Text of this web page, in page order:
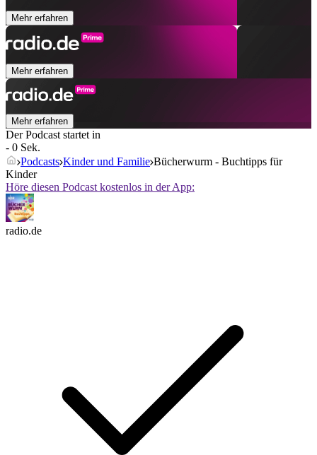
Mehr erfahren
Mehr erfahren
Mehr erfahren
Der Podcast startet in
- 0 Sek.
Podcasts Kinder und Familie Bücherwurm - Buchtipps für
Kinder
Höre diesen Podcast kostenlos in der App:
radio.de